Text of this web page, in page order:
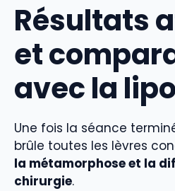
Résultats
et
avec la
Une fois la séance
brûle toutes les lèvres
la métamorphose et la
chirurgie.